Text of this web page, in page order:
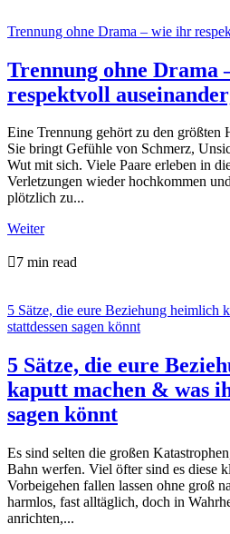
Trennung ohne Drama – wie ihr
Trennung ohne Drama
respektvoll
Eine Trennung gehört zu den größten
Sie bringt Gefühle von Schmerz,
Wut mit sich. Viele Paare erleben in
Verletzungen wieder hochkommen
plötzlich zu...
Weiter
7 min read
5 Sätze, die eure Beziehung heimlich
stattdessen sagen könnt
5 Sätze, die eure
kaputt machen & was
sagen könnt
Es sind selten die großen
Bahn werfen. Viel öfter sind es diese
Vorbeigehen fallen lassen ohne groß
harmlos, fast alltäglich, doch in
anrichten,...